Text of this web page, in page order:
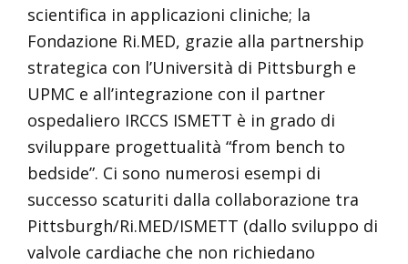
scientifica in applicazioni cliniche; la
Fondazione Ri.MED, grazie alla partnership
strategica con l’Università di Pittsburgh e
UPMC e all’integrazione con il partner
ospedaliero IRCCS ISMETT è in grado di
sviluppare progettualità “from bench to
bedside”. Ci sono numerosi esempi di
successo scaturiti dalla collaborazione tra
Pittsburgh/Ri.MED/ISMETT (dallo sviluppo di
valvole cardiache che non richiedano